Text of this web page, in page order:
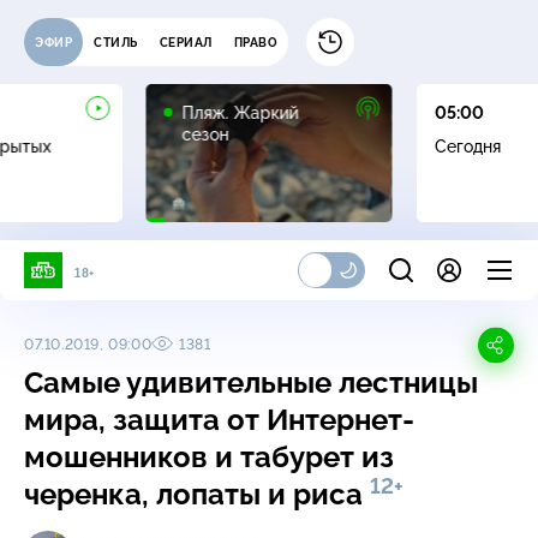
ЭФИР СТИЛЬ СЕРИАЛ ПРАВО
Пляж. Жаркий
сезон
16+
05:00
Сегодня
18+
07.10.2019, 09:00 1381
Самые удивительные лестницы
мира, защита от Интернет-
мошенников и табурет из
черенка, лопаты и риса 12+